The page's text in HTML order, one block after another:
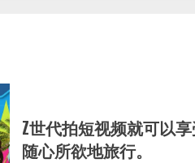
Z世代拍短视频就可以
随心所欲地旅行。